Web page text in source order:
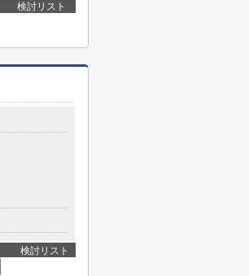
検討リスト
検討リスト